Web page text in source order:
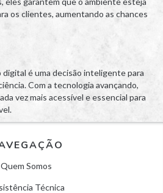
os clientes, aumentando as chances
é uma decisão inteligente para
Com a tecnologia avançando,
vez mais acessível e essencial para
Quem Somos
Técnica